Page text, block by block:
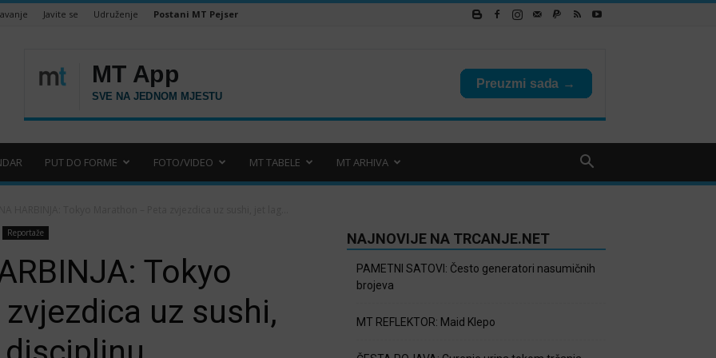
Javite se Udruženje Postani MT Pejser
PUT DO FORME FOTO/VIDEO MT TABELE MT ARHIVA
Reportaže
Tokyo
uz sushi,
NAJNOVIJE NA TRCANJE.NET
PAMETNI SATOVI: Često generatori nasumičnih
brojeva
MT REFLEKTOR: Maid Klepo